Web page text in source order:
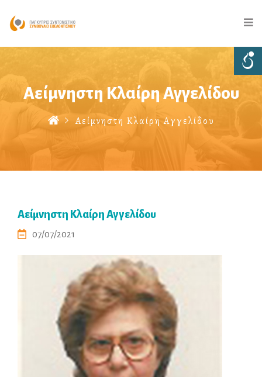
Αείμνηστη Κλαίρη Αγγελίδου
Αείμνηστη Κλαίρη Αγγελίδου
Αείμνηστη Κλαίρη Αγγελίδου
07/07/2021